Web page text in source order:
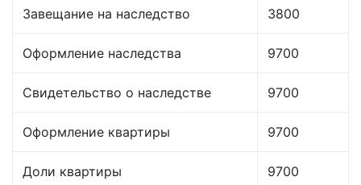
Завещание на наследство 3800
Оформление наследства 9700
Свидетельство о наследстве 9700
Оформление квартиры 9700
Доли квартиры 9700